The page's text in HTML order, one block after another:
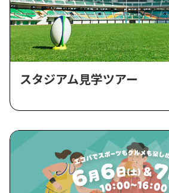
スタジアム見学ツアー